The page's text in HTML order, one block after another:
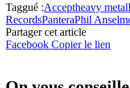
Taggué :Acceptheavy metal
RecordsPanteraPhil
Partager cet article
Facebook Copier le lien